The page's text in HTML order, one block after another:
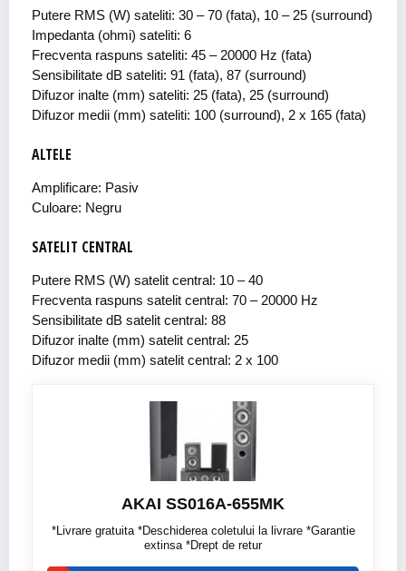
Putere RMS (W) sateliti: 30 – 70 (fata), 10 – 25 (surround)
Impedanta (ohmi) sateliti: 6
Frecventa raspuns sateliti: 45 – 20000 Hz (fata)
Sensibilitate dB sateliti: 91 (fata), 87 (surround)
Difuzor inalte (mm) sateliti: 25 (fata), 25 (surround)
Difuzor medii (mm) sateliti: 100 (surround), 2 x 165 (fata)
ALTELE
Amplificare: Pasiv
Culoare: Negru
SATELIT CENTRAL
Putere RMS (W) satelit central: 10 – 40
Frecventa raspuns satelit central: 70 – 20000 Hz
Sensibilitate dB satelit central: 88
Difuzor inalte (mm) satelit central: 25
Difuzor medii (mm) satelit central: 2 x 100
AKAI SS016A-655MK
*Livrare gratuita *Deschiderea coletului la livrare *Garantie
extinsa *Drept de retur